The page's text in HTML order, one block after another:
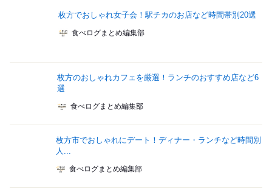
枚方でおしゃれ女子会！駅チカのお店など時間帯別20選
食べログまとめ編集部
枚方のおしゃれカフェを厳選！ランチのおすすめ店など6
選
食べログまとめ編集部
枚方市でおしゃれにデート！ディナー・ランチなど時間別
人...
食べログまとめ編集部